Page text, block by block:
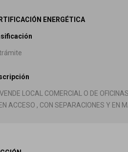
ENERGÉTICA
LOCAL COMERCIAL O DE
ACCESO , CON SEPARACIONES Y EN